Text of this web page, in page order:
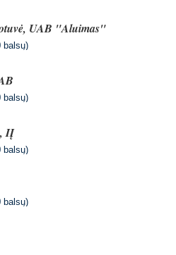
UAB "Aluimas"
balsų)
balsų)
IĮ
balsų)
balsų)